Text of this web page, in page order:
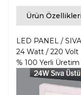
Ürün Özellikleri
LED PANEL /
24 Watt / 220 Volt
% 100 Yerli Üretim